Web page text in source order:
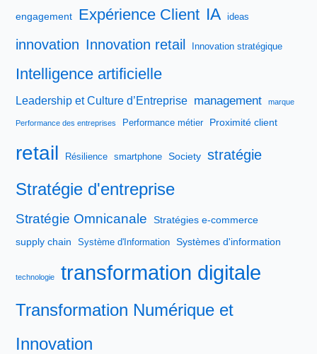
engagement Expérience Client IA ideas
innovation Innovation retail Innovation stratégique
Intelligence artificielle
Leadership et Culture d’Entreprise management marque
Performance des entreprises Performance métier Proximité client
retail Résilience smartphone Society stratégie
Stratégie d'entreprise
Stratégie Omnicanale
Stratégies e-commerce
supply chain
Système d'Information Systèmes d'information
technologie transformation digitale
Transformation Numérique et
Innovation